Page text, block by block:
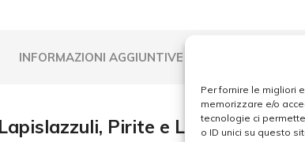
Per fornire le migliori
memorizzare e/o
tecnologie ci
o ID unici su questo
i
v
e
INFORMAZIONI AGGIUNTIVE
Pirite e Lavica perle 8